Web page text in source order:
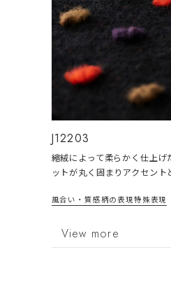
J12203
縮絨によって柔らかく仕上
ットが丸く固まりアクセント
風合い・質感柄の表現特殊表現
View more